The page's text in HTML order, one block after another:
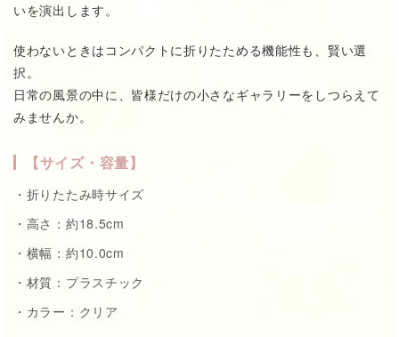
いを演出します。
使わないときはコンパクトに折りたためる機能性も、賢い選
択。
日常の風景の中に、皆様だけの小さなギャラリーをしつらえて
みませんか。
【サイズ・容量】
・折りたたみ時サイズ
・高さ：約18.5cm
・横幅：約10.0cm
・材質：プラスチック
・カラー：クリア